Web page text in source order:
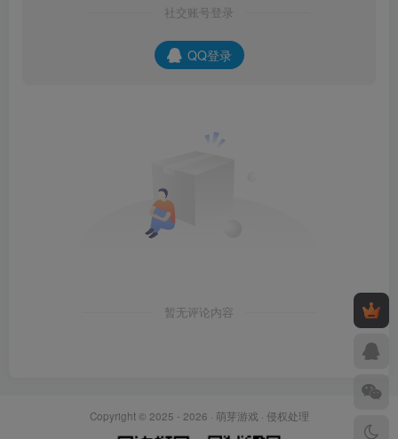
社交账号登录
QQ登录
暂无评论内容
Copyright © 2025 - 2026 · 萌芽游戏 · 侵权处理